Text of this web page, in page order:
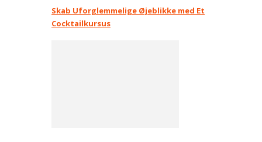
Skab Uforglemmelige Øjeblikke med Et
Cocktailkursus